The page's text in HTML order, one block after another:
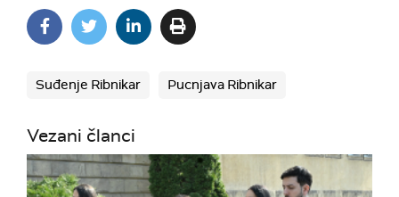
Suđenje Ribnikar Pucnjava Ribnikar
Vezani članci